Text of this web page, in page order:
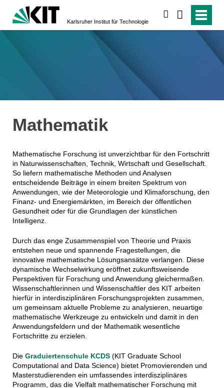
Karlsruher Institut für Technologie
Mathematik
Mathematische Forschung ist unverzichtbar für den Fortschritt
in Naturwissenschaften, Technik, Wirtschaft und Gesellschaft.
So liefern mathematische Methoden und Analysen
entscheidende Beiträge in einem breiten Spektrum von
Anwendungen, wie der Meteorologie und Klimaforschung, den
Finanz- und Energiemärkten, im Bereich der öffentlichen
Gesundheit oder für die Grundlagen der künstlichen
Intelligenz.
Durch das enge Zusammenspiel von Theorie und Praxis
entstehen neue und spannende Fragestellungen, die
innovative mathematische Lösungsansätze verlangen. Diese
dynamische Wechselwirkung eröffnet zukunftsweisende
Perspektiven für Forschung und Anwendung gleichermaßen.
Wissenschaftlerinnen und Wissenschaftler des KIT arbeiten
hierfür in interdisziplinären Forschungsprojekten zusammen,
um gemeinsam aktuelle Probleme zu analysieren, neuartige
mathematische Werkzeuge zu entwickeln und damit in den
Anwendungsfeldern und der Mathematik wesentliche
Fortschritte zu erzielen.
Die Graduiertenschule KCDS(KIT Graduate School
Computational and Data Science) bietet Promovierenden und
Masterstudierenden ein umfassendes interdisziplinäres
Programm, das die Vielfalt mathematischer Forschung mit